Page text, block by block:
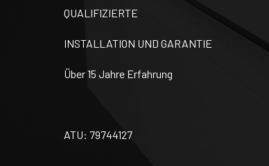
QUALIFIZIERTE
INSTALLATION UND GARANTIE
Über 15 Jahre Erfahrung
ATU: 79744127